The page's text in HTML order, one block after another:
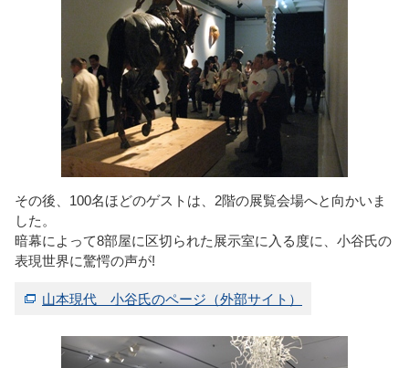
その後、100名ほどのゲストは、2階の展覧会場へと向かいま
した。
暗幕によって8部屋に区切られた展示室に入る度に、小谷氏の
表現世界に驚愕の声が!
山本現代 小谷氏のページ（外部サイト）